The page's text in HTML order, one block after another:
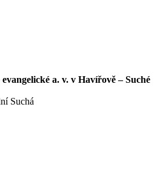
a. v. v Havířově – Suché
Suchá